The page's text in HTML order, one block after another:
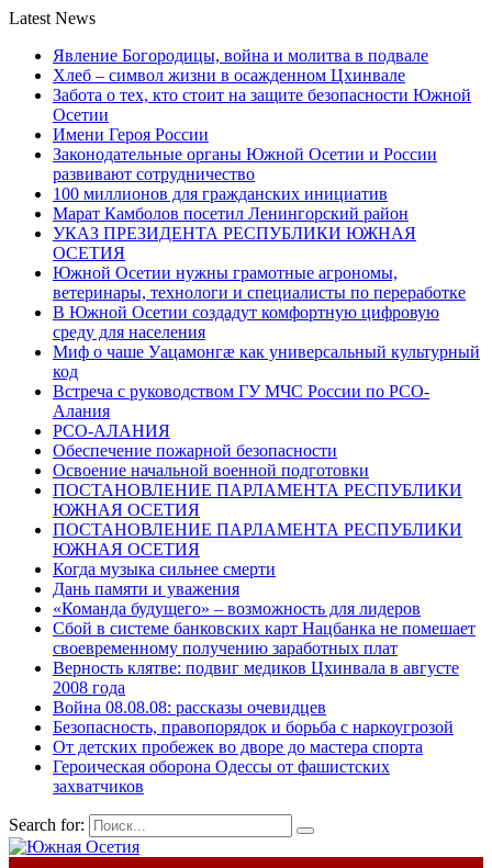
Latest News
Явление Богородицы, война и молитва в подвале
Хлеб – символ жизни в осажденном Цхинвале
Забота о тех, кто стоит на защите безопасности Южной
Осетии
Имени Героя России
Законодательные органы Южной Осетии и России
развивают сотрудничество
100 миллионов для гражданских инициатив
Марат Камболов посетил Ленингорский район
УКАЗ ПРЕЗИДЕНТА РЕСПУБЛИКИ ЮЖНАЯ
ОСЕТИЯ
Южной Осетии нужны грамотные агрономы,
ветеринары, технологи и специалисты по переработке
В Южной Осетии создадут комфортную цифровую
среду для населения
Миф о чаше Уацамонгæ как универсальный культурный
код
Встреча с руководством ГУ МЧС России по РСО-
Алания
РСО-АЛАНИЯ
Обеспечение пожарной безопасности
Освоение начальной военной подготовки
ПОСТАНОВЛЕНИЕ ПАРЛАМЕНТА РЕСПУБЛИКИ
ЮЖНАЯ ОСЕТИЯ
ПОСТАНОВЛЕНИЕ ПАРЛАМЕНТА РЕСПУБЛИКИ
ЮЖНАЯ ОСЕТИЯ
Когда музыка сильнее смерти
Дань памяти и уважения
«Команда будущего» – возможность для лидеров
Сбой в системе банковских карт Нацбанка не помешает
своевременному получению заработных плат
Верность клятве: подвиг медиков Цхинвала в августе
2008 года
Война 08.08.08: рассказы очевидцев
Безопасность, правопорядок и борьба с наркоугрозой
От детских пробежек во дворе до мастера спорта
Героическая оборона Одессы от фашистских
захватчиков
Search for: